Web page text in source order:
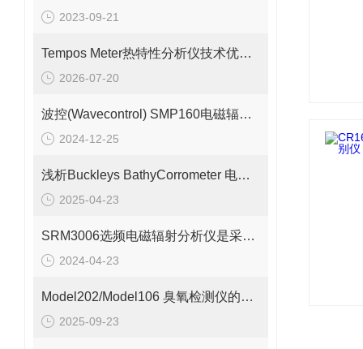
2023-09-21
Tempos Meter热特性分析仪技术优势：快速、无损与广泛适用性
2026-07-20
波控(Wavecontrol) SMP160电磁辐射分析仪
2024-12-25
浅析Buckleys BathyCorrometer 电位计的测定步骤
2025-04-23
SRM3006选频电磁辐射分析仪是采用选频技术设计的
2024-04-23
Model202/Model106 臭氧检测仪的基本工作原理解析
2025-09-23